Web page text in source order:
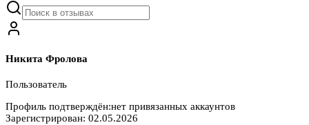
Никита Фролова
Пользователь
Профиль подтверждён:нет привязанных аккаунтов
Зарегистрирован: 02.05.2026